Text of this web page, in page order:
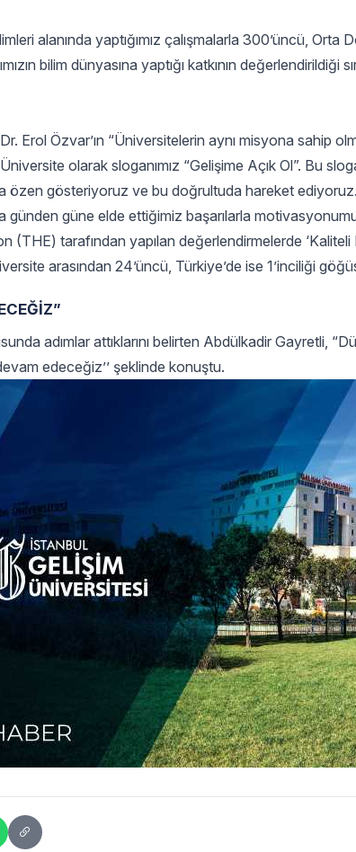
alanında yaptığımız çalışmalarla 300’üncü, Orta
bilim dünyasına yaptığı katkının
Erol Özvar’ın “Üniversitelerin aynı misyona sahip
olarak sloganımız “Gelişime Açık Ol”. Bu
özen gösteriyoruz ve bu doğrultuda hareket
günden güne elde ettiğimiz başarılarla
(THE) tarafından yapılan değerlendirmelerde
arasından 24’üncü, Türkiye’de ise 1’inciliği
adımlar attıklarını belirten Abdülkadir Gayretli,
edeceğiz’’ şeklinde konuştu.